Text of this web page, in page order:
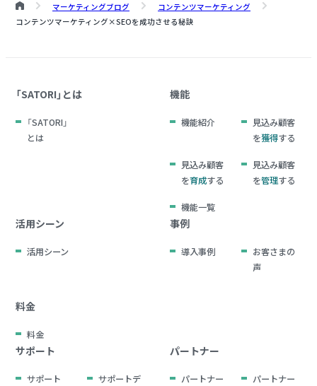
マーケティングブログ
コンテンツマーケティング
コンテンツマーケティング×SEOを成功させる秘訣
「SATORI」とは
「SATORI」
とは
機能
機能紹介
見込み顧客
を獲得する
見込み顧客
を育成する
見込み顧客
を管理する
機能一覧
活用シーン
活用シーン
事例
導入事例
お客さまの
声
料金
料金
サポート
サポート
サポートデ
パートナー
パートナー
パートナー